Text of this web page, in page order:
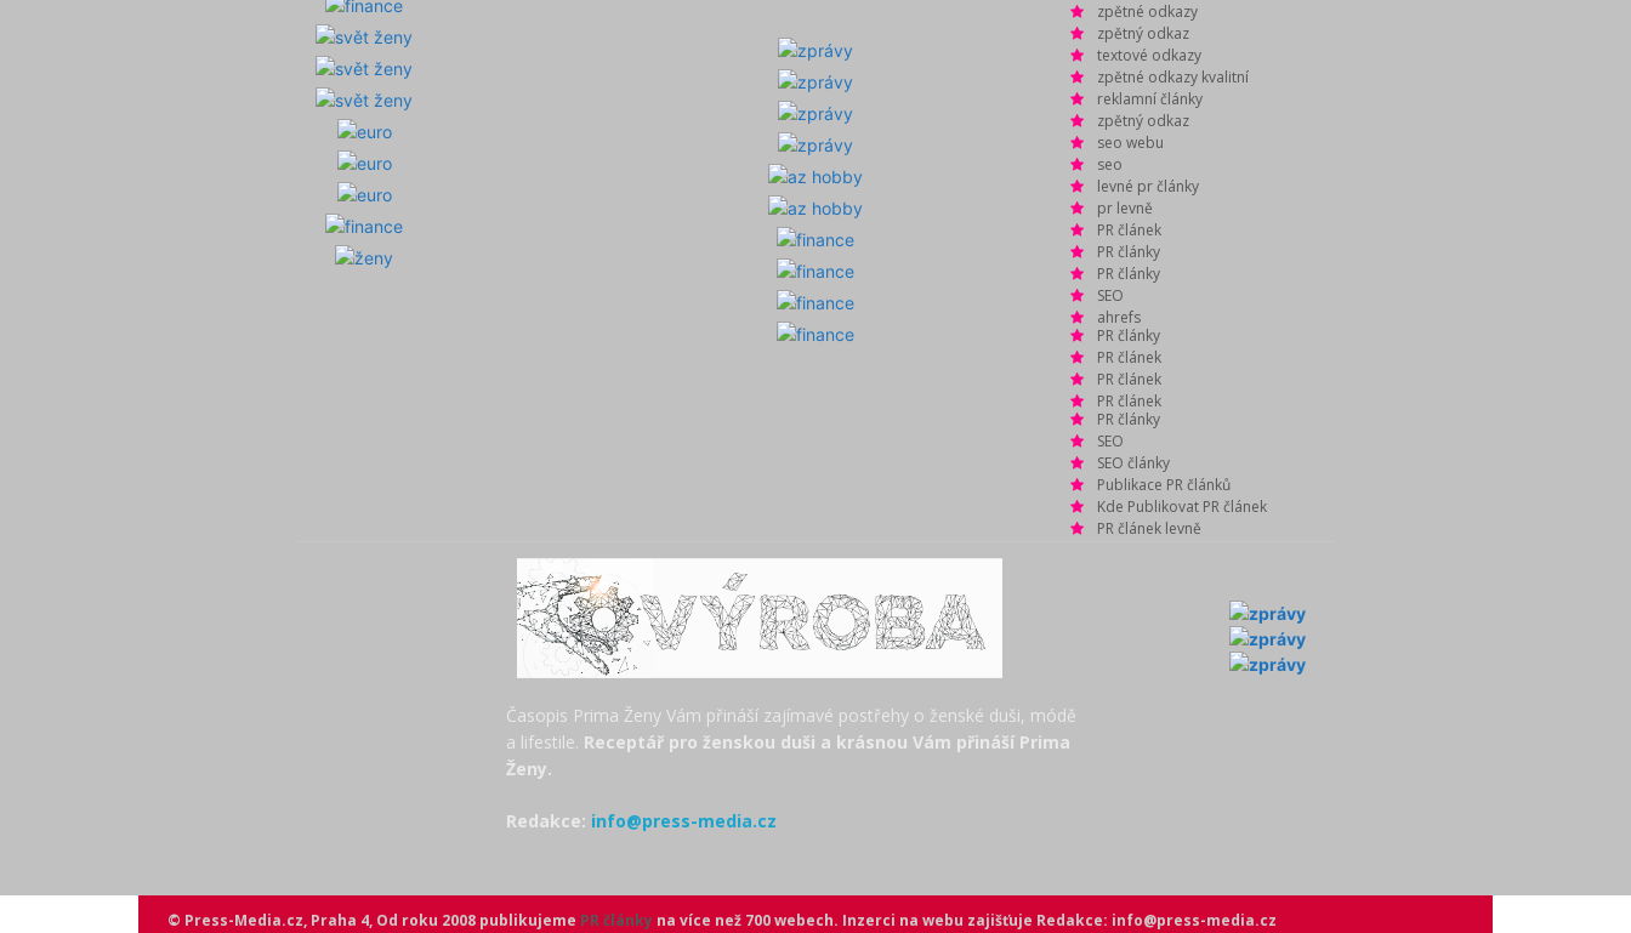
zpětné odkazy
zpětný odkaz
textové odkazy
zpětné odkazy kvalitní
reklamní články
zpětný odkaz
seo webu
seo
levné pr články
pr levně
PR článek
PR články
PR články
SEO
ahrefs
PR články
PR článek
PR článek
PR článek
PR články
SEO
SEO články
Publikace PR článků
Kde Publikovat PR článek
PR článek levně
Časopis Prima Ženy Vám přináší zajímavé postřehy o ženské duši, módě
a lifestile. Receptář pro ženskou duši a krásnou Vám přináší Prima
Ženy.
Redakce: info@press-media.cz
© Press-Media.cz, Praha 4, Od roku 2008 publikujeme PR články na více než 700 webech. Inzerci na webu zajišťuje Redakce: info@press-media.cz